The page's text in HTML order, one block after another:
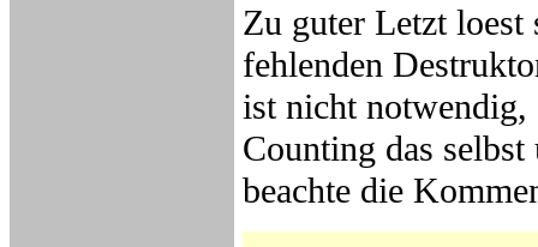
Zu guter Letzt loest
fehlenden
ist nicht notwendig,
Counting das
beachte die